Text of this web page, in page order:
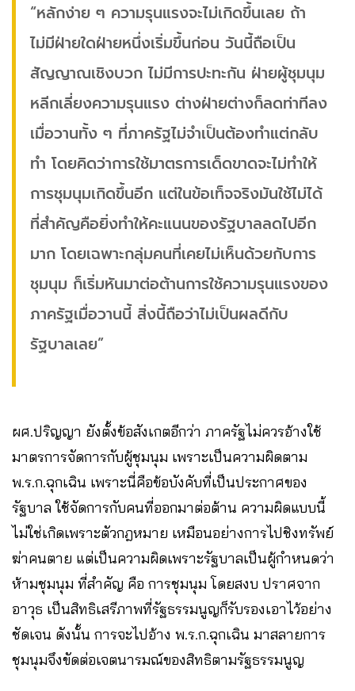
“หลักง่าย ๆ ความรุนแรงจะไม่เกิดขึ้นเลย ถ้า
ไม่มีฝ่ายใดฝ่ายหนึ่งเริ่มขึ้นก่อน วันนี้ถือเป็น
สัญญาณเชิงบวก ไม่มีการปะทะกัน ฝ่ายผู้ชุมนุม
หลีกเลี่ยงความรุนแรง ต่างฝ่ายต่างก็ลดท่าทีลง
เมื่อวานทั้ง ๆ ที่ภาครัฐไม่จำเป็นต้องทำแต่กลับ
ทำ โดยคิดว่าการใช้มาตรการเด็ดขาดจะไม่ทำให้
การชุมนุมเกิดขึ้นอีก แต่ในข้อเท็จจริงมันใช้ไม่ได้
ที่สำคัญคือยิ่งทำให้คะแนนของรัฐบาลลดไปอีก
มาก โดยเฉพาะกลุ่มคนที่เคยไม่เห็นด้วยกับการ
ชุมนุม ก็เริ่มหันมาต่อต้านการใช้ความรุนแรงของ
ภาครัฐเมื่อวานนี้ สิ่งนี้ถือว่าไม่เป็นผลดีกับ
รัฐบาลเลย”
ผศ.ปริญญา ยังตั้งข้อสังเกตอีกว่า ภาครัฐไม่ควรอ้างใช้
มาตรการจัดการกับผู้ชุมนุม เพราะเป็นความผิดตาม
พ.ร.ก.ฉุกเฉิน เพราะนี่คือข้อบังคับที่เป็นประกาศของ
รัฐบาล ใช้จัดการกับคนที่ออกมาต่อต้าน ความผิดแบบนี้
ไม่ใช่เกิดเพราะตัวกฎหมาย เหมือนอย่างการไปชิงทรัพย์
ฆ่าคนตาย แต่เป็นความผิดเพราะรัฐบาลเป็นผู้กำหนดว่า
ห้ามชุมนุม ที่สำคัญ คือ การชุมนุม โดยสงบ ปราศจาก
อาวุธ เป็นสิทธิเสรีภาพที่รัฐธรรมนูญก็รับรองเอาไว้อย่าง
ชัดเจน ดังนั้น การจะไปอ้าง พ.ร.ก.ฉุกเฉิน มาสลายการ
ชุมนุมจึงขัดต่อเจตนารมณ์ของสิทธิตามรัฐธรรมนูญ